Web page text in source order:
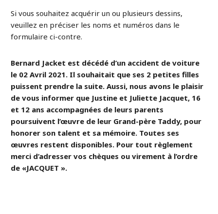
Si vous souhaitez acquérir un ou plusieurs dessins,
veuillez en préciser les noms et numéros dans le
formulaire ci-contre.
Bernard Jacket est décédé d’un accident de voiture
le 02 Avril 2021. Il souhaitait que ses 2 petites filles
puissent prendre la suite. Aussi, nous avons le plaisir
de vous informer que Justine et Juliette Jacquet, 16
et 12 ans accompagnées de leurs parents
poursuivent l’œuvre de leur Grand-père Taddy, pour
honorer son talent et sa mémoire. Toutes ses
œuvres restent disponibles. Pour tout règlement
merci d’adresser vos chèques ou virement à l’ordre
de «JACQUET ».